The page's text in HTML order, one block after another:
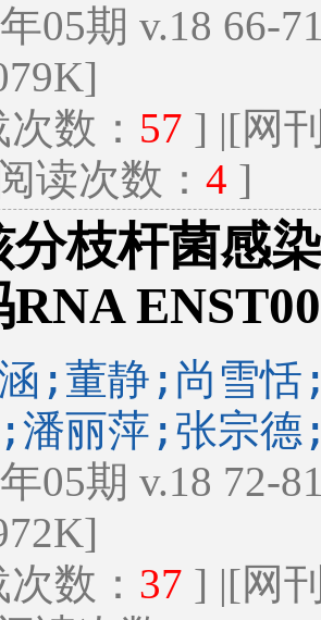
05期 v.18 66-
数： 57 ] |[网
读次数： 4 ]
分枝杆菌感
;董静;尚雪
潘丽萍;张宗
05期 v.18 72-
数： 37 ] |[网